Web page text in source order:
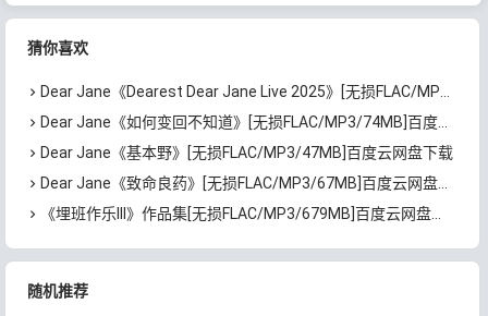
载 载
猜你喜欢
Dear Jane《Dearest Dear Jane Live 2025》[无损FLAC/MP3/4.3GB]百度云网盘下载
Dear Jane《如何变回不知道》[无损FLAC/MP3/74MB]百度云网盘下载
Dear Jane《基本野》[无损FLAC/MP3/47MB]百度云网盘下载
Dear Jane《致命良药》[无损FLAC/MP3/67MB]百度云网盘下载
《埋班作乐III》作品集[无损FLAC/MP3/679MB]百度云网盘下载
随机推荐